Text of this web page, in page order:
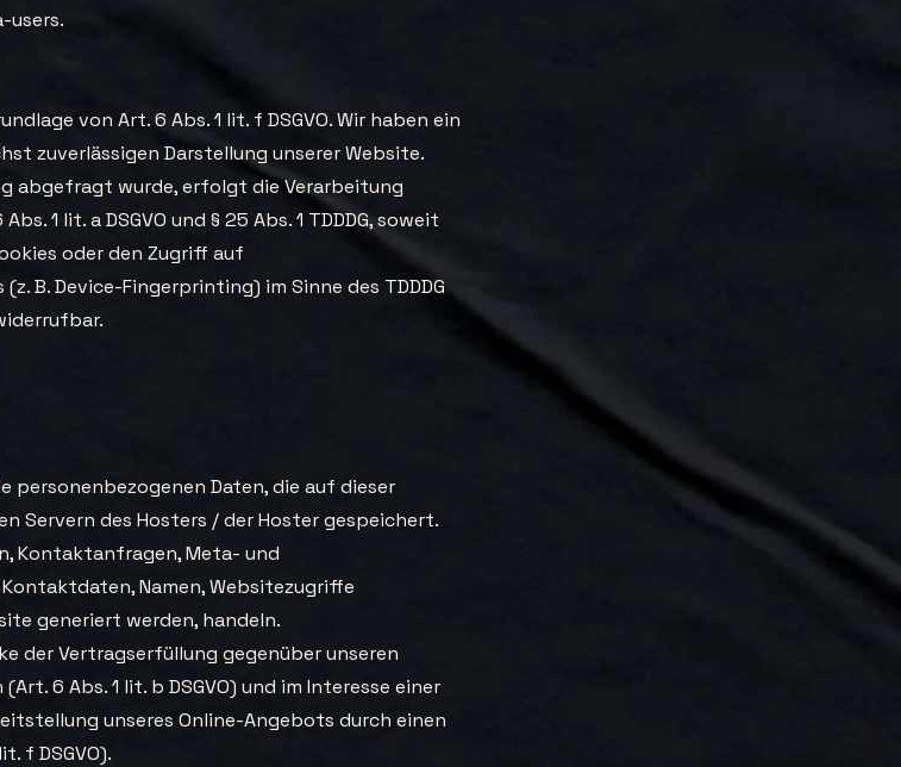
von Art. 6 Abs. 1 lit. f DSGVO. Wir haben ein
zuverlässigen Darstellung unserer Website.
abgefragt wurde, erfolgt die Verarbeitung
1 lit. a DSGVO und § 25 Abs. 1 TDDDG, soweit
oder den Zugriff auf
B. Device-Fingerprinting) im Sinne des TDDDG
personenbezogenen Daten, die auf dieser
Servern des Hosters / der Hoster gespeichert.
Kontaktanfragen, Meta- und
Namen, Websitezugriffe
generiert werden, handeln.
der Vertragserfüllung gegenüber unseren
6 Abs. 1 lit. b DSGVO) und im Interesse einer
unseres Online-Angebots durch einen
f DSGVO).